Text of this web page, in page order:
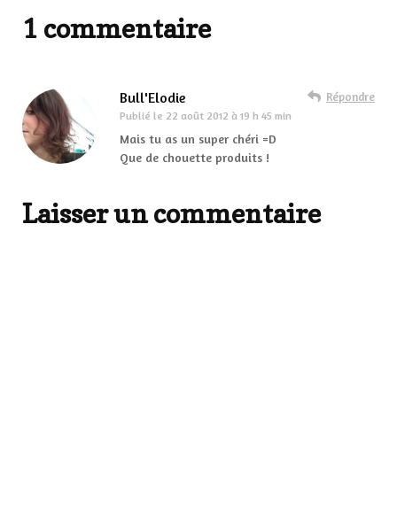
1 commentaire
Bull'Elodie
Publié le 22 août 2012 à 19 h 45 min
Répondre
Mais tu as un super chéri =D
Que de chouette produits !
Laisser un commentaire